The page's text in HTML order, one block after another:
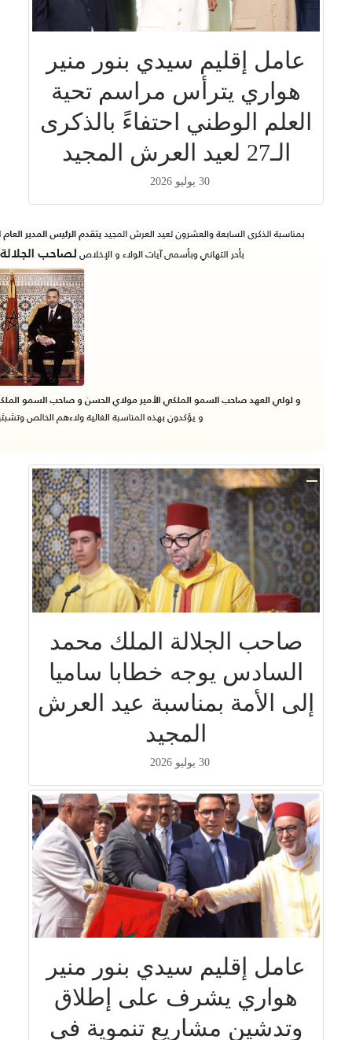
عامل إقليم سيدي بنور منير
هواري يترأس مراسم تحية
العلم الوطني احتفاءً بالذكرى
الـ27 لعيد العرش المجيد
30 يوليو 2026
صاحب الجلالة الملك محمد
السادس يوجه خطابا ساميا
إلى الأمة بمناسبة عيد العرش
المجيد
30 يوليو 2026
عامل إقليم سيدي بنور منير
هواري يشرف على إطلاق
وتدشين مشاريع تنموية في